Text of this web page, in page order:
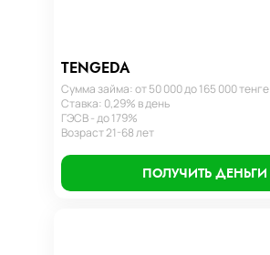
TENGEDA
Сумма займа: от 50 000 до 165 000 тенге
Ставка: 0,29% в день
ГЭСВ - до 179%
Возраст 21-68 лет
ПОЛУЧИТЬ ДЕНЬГИ